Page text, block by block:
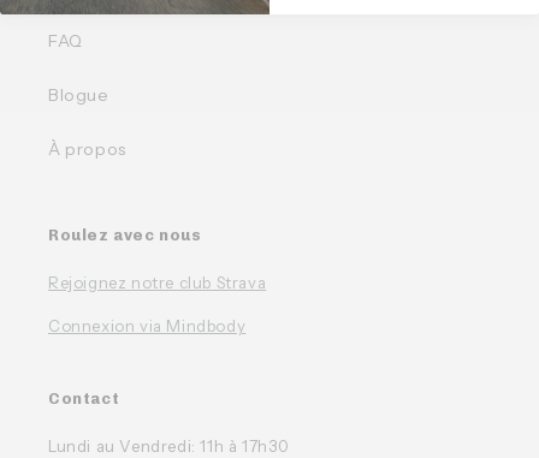
FAQ
Blogue
À propos
Roulez avec nous
Rejoignez notre club Strava
Connexion via Mindbody
Contact
Lundi au Vendredi: 11h à 17h30